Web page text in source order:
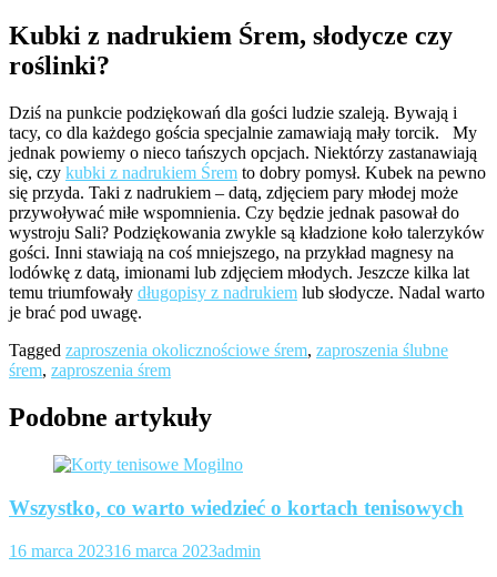
Kubki z nadrukiem Śrem, słodycze czy
roślinki?
Dziś na punkcie podziękowań dla gości ludzie szaleją. Bywają i
tacy, co dla każdego gościa specjalnie zamawiają mały torcik. My
jednak powiemy o nieco tańszych opcjach. Niektórzy zastanawiają
się, czy kubki z nadrukiem Śrem to dobry pomysł. Kubek na pewno
się przyda. Taki z nadrukiem – datą, zdjęciem pary młodej może
przywoływać miłe wspomnienia. Czy będzie jednak pasował do
wystroju Sali? Podziękowania zwykle są kładzione koło talerzyków
gości. Inni stawiają na coś mniejszego, na przykład magnesy na
lodówkę z datą, imionami lub zdjęciem młodych. Jeszcze kilka lat
temu triumfowały długopisy z nadrukiem lub słodycze. Nadal warto
je brać pod uwagę.
Tagged zaproszenia okolicznościowe śrem, zaproszenia ślubne
śrem, zaproszenia śrem
Podobne artykuły
Wszystko, co warto wiedzieć o kortach tenisowych
16 marca 202316 marca 2023admin